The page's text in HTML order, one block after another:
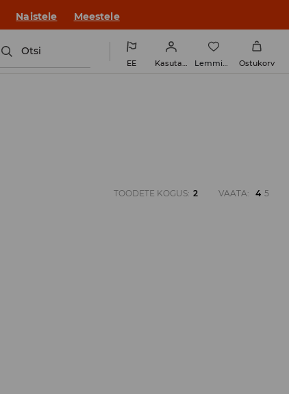
Naistele Meestele
Otsi
EE Kasutaja Lemmikud Ostukorv
TOODETE KOGUS: 2 VAATA: 4 5